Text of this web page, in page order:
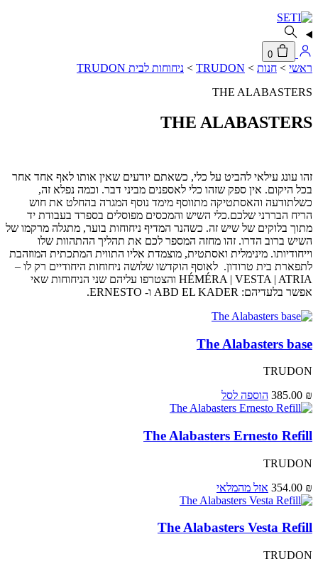
0
ראשי > חנות >
TRUDON
> ניחוחות לבית TRUDON
THE ALABASTERS
THE ALABASTERS
זהו עונג עילאי להביט על כלי, כשאתם יודעים שאין אותו לאף אחד אחר
בכל היקום. אין ספק שזהו כלי לאספנים מביני דבר. וכמה נפלא זה,
כשלתודעה והאסתטיקה מתווסף מימד נוסף המגרה בהחלט את חוש
הריח הבררני שלכם.כלי השיש והמכסים מפוסלים בספרד בעבודת יד
מתוך בלוקים של שיש זה. כשהנר המדיף ניחוחות בוער, מתגלה מרקמו של
השיש ברוב הדרו. זהו מחזה המספר לכם את תהליך ההתהוות שלו
וייחודיותו. מינימלית ואסתטית, מוצמדת אליו התווית המתכתית המוזהבת
לתפארת בית טרודון. לאוסף הוקדשו שלושה ניחוחות היחודיים רק לו –
HÉMÉRA | VESTA | ATRIA והצטרפו עליהם שני הניחוחות שאי
אפשר בלעדיהם: ABD EL KADER ו- ERNESTO.
The Alabasters base
TRUDON
385.00 ₪ הוספה לסל
The Alabasters Ernesto Refill
TRUDON
354.00 ₪ אזל מהמלאי
The Alabasters Vesta Refill
TRUDON